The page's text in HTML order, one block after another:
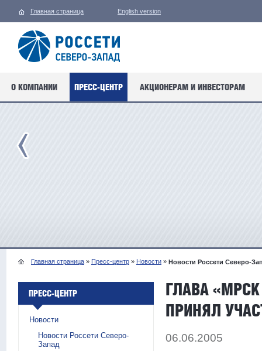
Главная страница English version
О КОМПАНИИ ПРЕСС-ЦЕНТР АКЦИОНЕРАМ И ИНВЕСТОРАМ
Главная страница » Пресс-центр » Новости » Новости Россети Северо-
ПРЕСС-ЦЕНТР
Новости
Новости Россети Северо-
Запад
ГЛАВА
ПРИНЯЛ
06.06.2005